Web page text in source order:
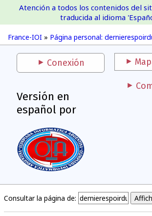
France-
France-IOI » Página personal:
Atención a todos los contenidos del
traducida al idioma
Conexión
Versión en
español por
Consultar la página de: